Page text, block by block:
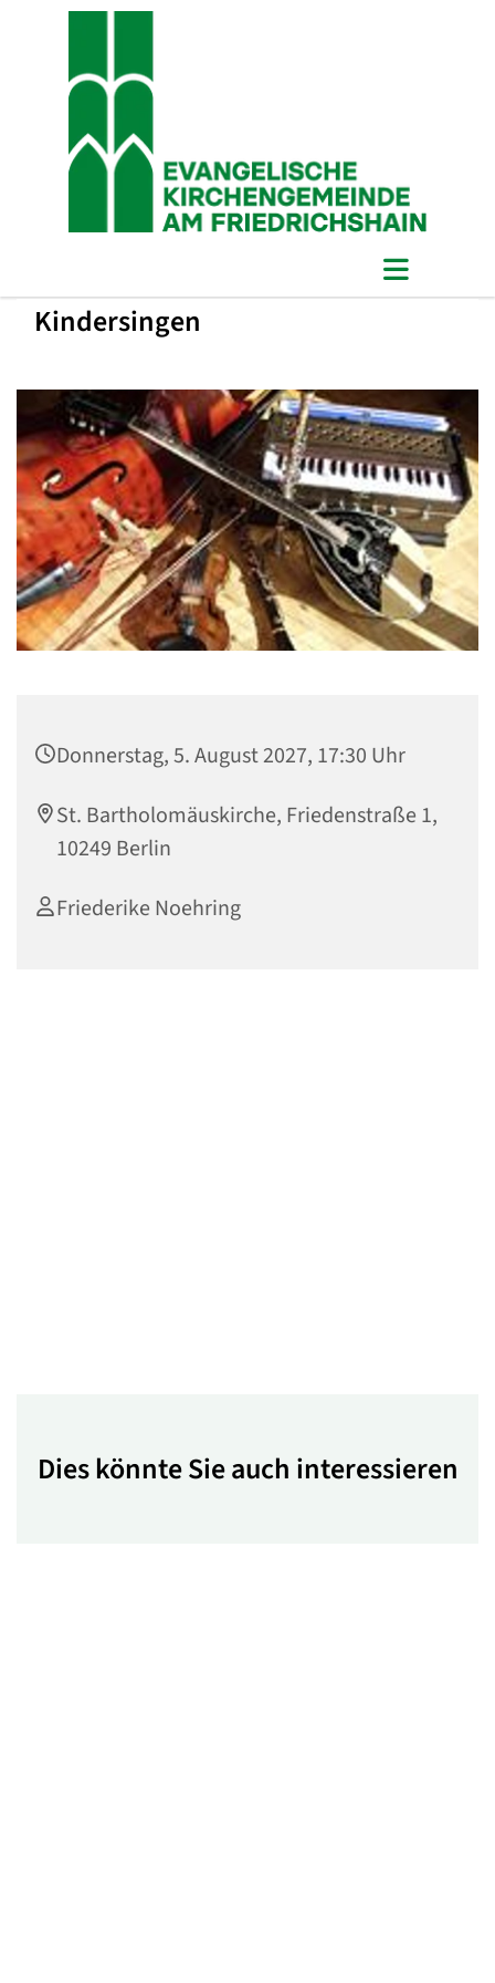
Kindersingen
Donnerstag, 5. August 2027, 17:30 Uhr
St. Bartholomäuskirche, Friedenstraße 1,
10249 Berlin
Friederike Noehring
Dies könnte Sie auch interessieren